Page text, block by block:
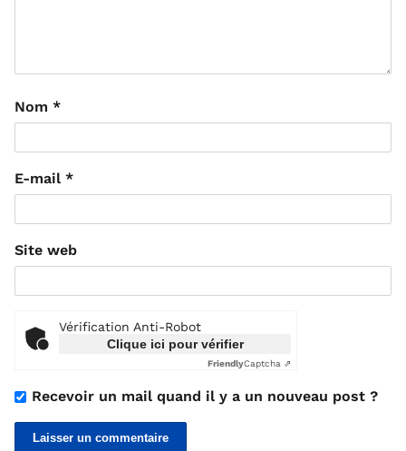
Nom *
E-mail *
Site web
Vérification Anti-Robot
Clique ici pour vérifier
FriendlyCaptcha ⇗
Recevoir un mail quand il y a un nouveau post ?